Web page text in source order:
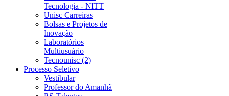
Tecnologia - NITT
Unisc Carreiras
Bolsas e Projetos de
Inovação
Laboratórios
Multiusuário
Tecnounisc (2)
Processo Seletivo
Vestibular
Professor do Amanhã